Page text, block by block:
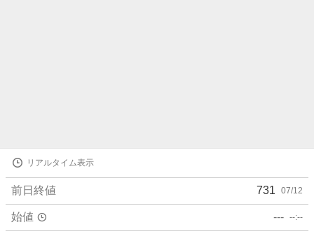
リアルタイム表示
前日終値 731 07/12
始値 --- --:--